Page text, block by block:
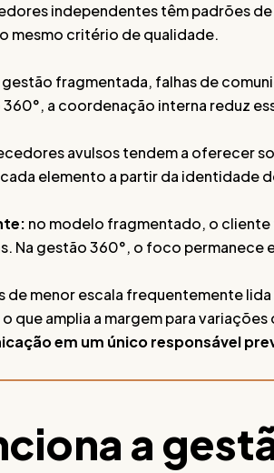
independentes têm padrões
mesmo critério de qualidade.
gestão fragmentada, falhas de
a coordenação interna reduz
avulsos tendem a oferecer
elemento a partir da identidade
no modelo fragmentado, o
Na gestão 360°, o foco permanece
de menor escala frequentemente
que amplia a margem para
em um único responsável
a